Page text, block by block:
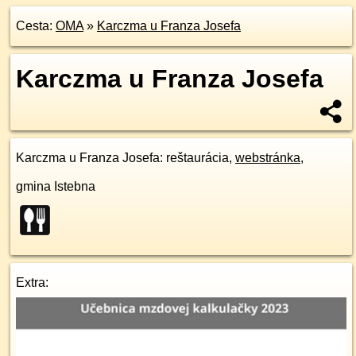
Cesta: OMA» Karczma u Franza Josefa
Karczma u Franza Josefa
Karczma u Franza Josefa: reštaurácia, webstránka,
gmina Istebna
Extra: